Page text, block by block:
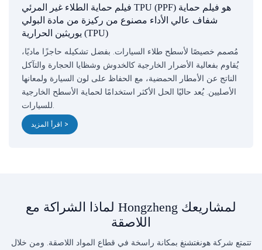
فيلم حماية الطلاء غير المرئي TPU (PPF) هو فيلم حماية
شفاف عالي الأداء مصنوع من ركيزة من مادة البولي
يوريثين الحرارية (TPU)
مُصمم خصيصًا لأسطح طلاء السيارات. بفضل تشكيله حاجزًا ماديًا،
يُقاوم بفعالية الأضرار الخارجية كالخدوش وشظايا الحجارة والتآكل
الناتج عن الأمطار الحمضية، مع الحفاظ على لون السيارة ولمعانها
الأصليين. يُعد حاليًا الحل الأكثر استخدامًا لحماية الأسطح الخارجية
للسيارات.
اقرأ المزيد >
لماذا الشراكة مع Hongzheng لمشاريعك
اللاصقة
تتمتع شركة هونغتشنغ بمكانة راسخة في قطاع المواد اللاصقة. ومن خلال